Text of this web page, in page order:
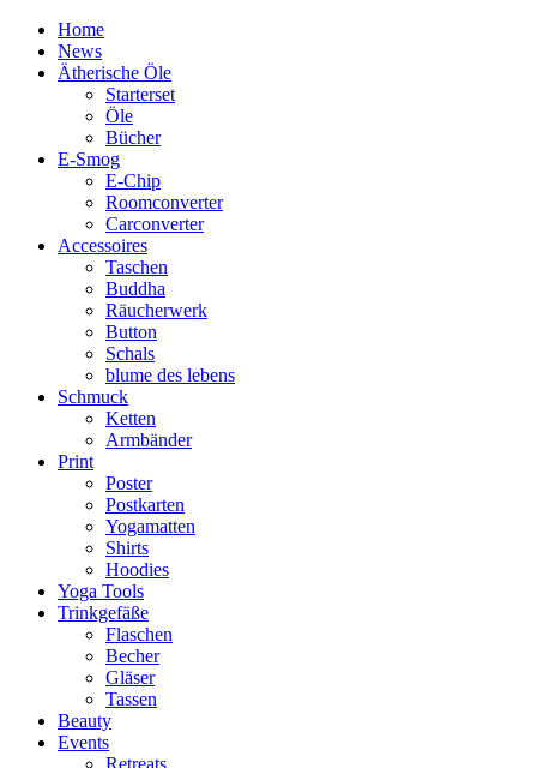
Home
News
Ätherische Öle
Starterset
Öle
Bücher
E-Smog
E-Chip
Roomconverter
Carconverter
Accessoires
Taschen
Buddha
Räucherwerk
Button
Schals
blume des lebens
Schmuck
Ketten
Armbänder
Print
Poster
Postkarten
Yogamatten
Shirts
Hoodies
Yoga Tools
Trinkgefäße
Flaschen
Becher
Gläser
Tassen
Beauty
Events
Retreats